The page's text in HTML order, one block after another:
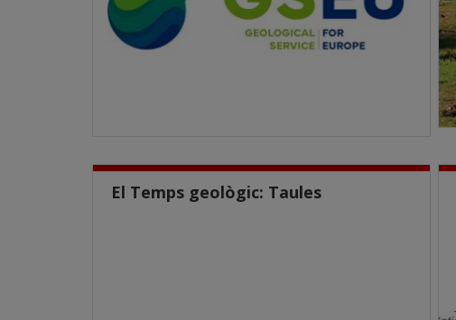
El Temps geològic: Taules